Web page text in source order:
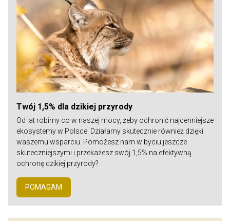
Twój 1,5% dla dzikiej przyrody
Od lat robimy co w naszej mocy, żeby ochronić najcenniejsze
ekosystemy w Polsce. Działamy skutecznie również dzięki
waszemu wsparciu. Pomożesz nam w byciu jeszcze
skuteczniejszymi i przekażesz swój 1,5% na efektywną
ochronę dzikiej przyrody?
POMAGAM